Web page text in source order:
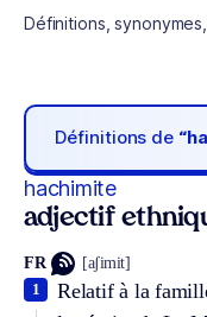
Définitions,
Définitions de
hachimite
adjectif
FR [aʃimit]
Relatif à la
1